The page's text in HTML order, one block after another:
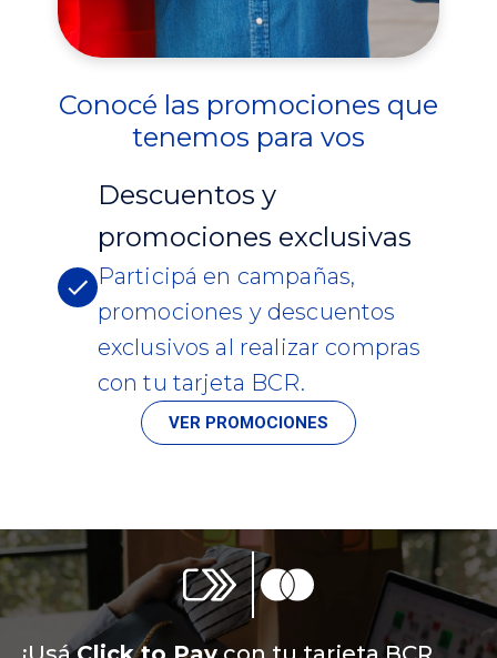
Conocé las promociones que
tenemos para vos
Descuentos y
promociones exclusivas
Participá en campañas,
promociones y descuentos
exclusivos al realizar compras
con tu tarjeta BCR.
VER PROMOCIONES